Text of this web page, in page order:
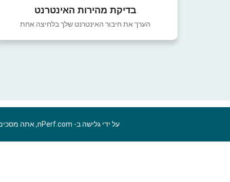
בדיקת מהירות האינטרנט
הערך את חיבור האינטרנט שלך בלחיצה אחת
על ידי גלישה ב- nPerf.com, אתה מסכים ל